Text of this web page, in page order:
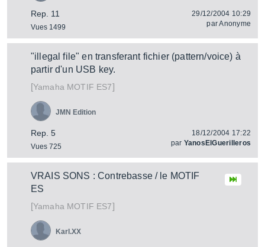
Rep. 11
Vues 1499
29/12/2004 10:29
parAnonyme
"illegal file" en transferant fichier (pattern/voice) à
partir d'un USB key.
[Yamaha MOTIF ES7]
Rep. 5
Vues 725
JMN Edition
18/12/2004 17:22
par YanosElGuerilleros
VRAIS SONS : Contrebasse / le MOTIF
ES
[Yamaha MOTIF ES7]
Karl.XX